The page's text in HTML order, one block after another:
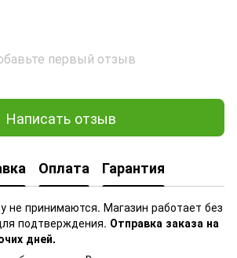
первый отзыв
Написать отзыв
Оплата Гарантия
не принимаются. Магазин работает без
подтверждения. Отправка заказа на
дней.